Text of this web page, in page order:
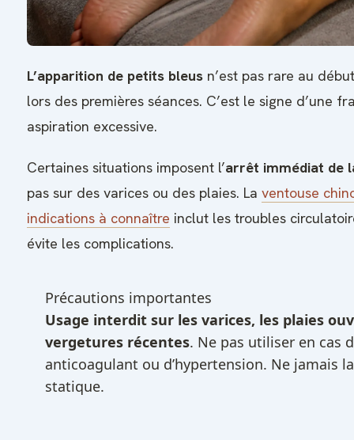
L’apparition de petits bleus n’est pas rare au
lors des premières séances. C’est le signe d’une
aspiration excessive.
Certaines situations imposent l’arrêt immédiat de
pas sur des varices ou des plaies. La ventouse
indications à connaître inclut les troubles
évite les complications.
Précautions importantes
Usage interdit sur les varices, les plaies
vergetures récentes. Ne pas utiliser en cas
anticoagulant ou d’hypertension. Ne jamais
statique.